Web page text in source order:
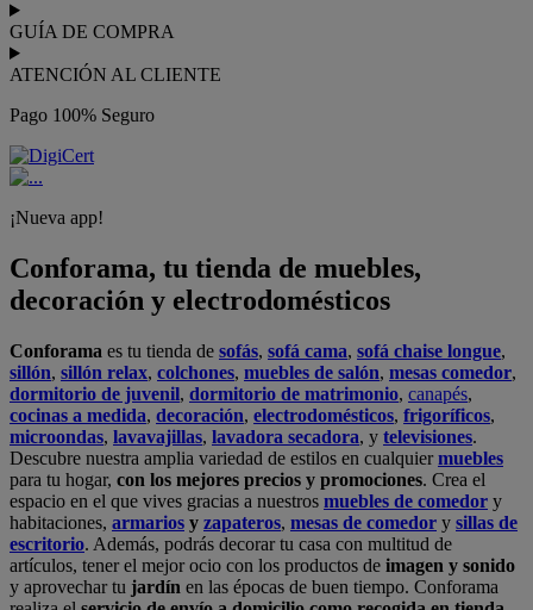
GUÍA DE COMPRA
ATENCIÓN AL CLIENTE
Pago 100% Seguro
¡Nueva app!
Conforama, tu tienda de muebles,
decoración y electrodomésticos
Conforama es tu tienda de sofás, sofá cama, sofá chaise longue,
sillón, sillón relax, colchones, muebles de salón, mesas comedor,
dormitorio de juvenil, dormitorio de matrimonio, canapés,
cocinas a medida, decoración, electrodomésticos, frigoríficos,
microondas, lavavajillas, lavadora secadora, y televisiones.
Descubre nuestra amplia variedad de estilos en cualquiermuebles
para tu hogar, con los mejores precios y promociones. Crea el
espacio en el que vives gracias a nuestros muebles de comedor y
habitaciones, armarios y zapateros, mesas de comedor y sillas de
escritorio. Además, podrás decorar tu casa con multitud de
artículos, tener el mejor ocio con los productos de imagen y sonido
y aprovechar tu jardín en las épocas de buen tiempo. Conforama